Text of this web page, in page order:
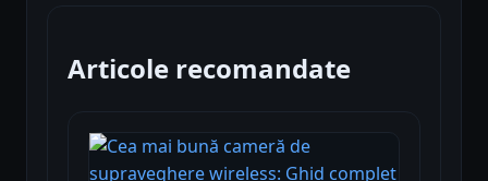
Articole recomandate